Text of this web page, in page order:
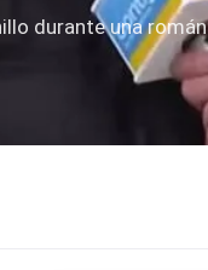
durante una